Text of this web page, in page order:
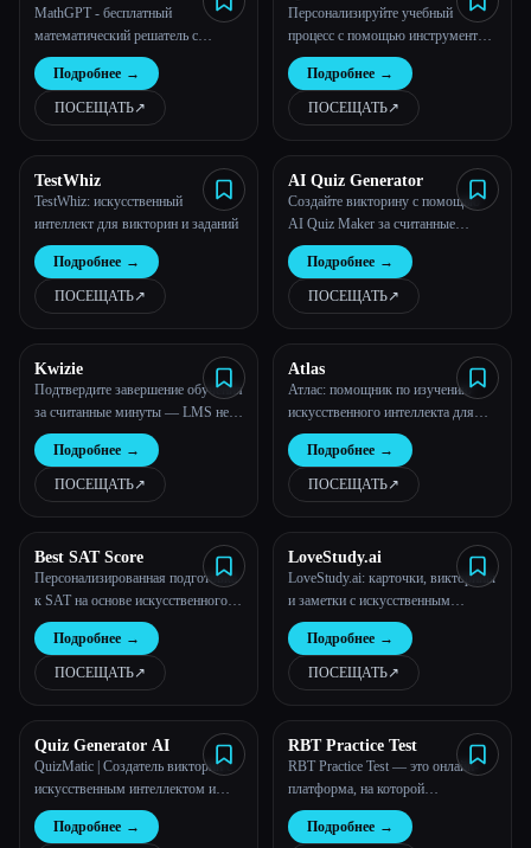
MathGPT - бесплатный
математический решатель с
искусственным интеллектом и
калькулятор интегралов
Подробнее →
ПОСЕЩАТЬ↗︎
Персонализируйте учебный
процесс с помощью инструментов
Quizcat AI.
Подробнее →
ПОСЕЩАТЬ↗︎
TestWhiz
TestWhiz: искусственный
интеллект для викторин и заданий
Подробнее →
ПОСЕЩАТЬ↗︎
AI Quiz Generator
Создайте викторину с помощью
AI Quiz Maker за считанные
минуты
Подробнее →
ПОСЕЩАТЬ↗︎
Kwizie
Подтвердите завершение обучения
за считанные минуты — LMS не
требуется | Kwizie
Подробнее →
ПОСЕЩАТЬ↗︎
Atlas
Атлас: помощник по изучению
искусственного интеллекта для
заметок, эссе и практических
тестовПодробнее →
ПОСЕЩАТЬ↗︎
Best SAT Score
Персонализированная подготовка
к SAT на основе искусственного
интеллекта для достижения
непревзойденных результатов
Подробнее →
ПОСЕЩАТЬ↗︎
LoveStudy.ai
LoveStudy.ai: карточки, викторины
и заметки с искусственным
интеллектом упрощают обучение
Подробнее →
ПОСЕЩАТЬ↗︎
Quiz Generator AI
QuizMatic | Создатель викторин с
искусственным интеллектом и
инструмент для тестирования
Подробнее →
RBT Practice Test
RBT Practice Test — это онлайн-
платформа, на которой
пользователи могут
потренироваться перед тестом
Подробнее →